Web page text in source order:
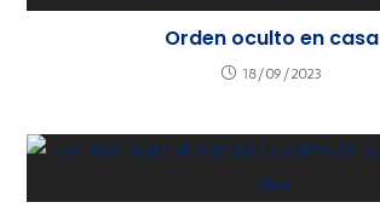
Orden oculto en casa
18/09/2023